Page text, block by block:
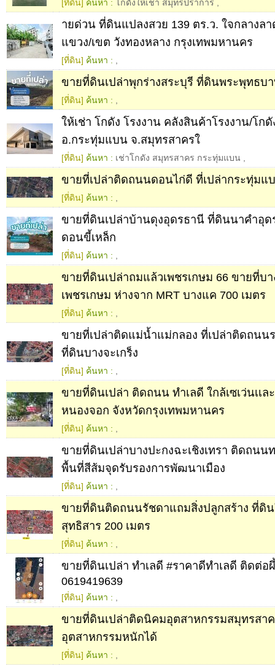
[ที่ดิน] ค้นหา : โกดังให้เช่า สมุทรปราการ
ายด่วน ที่ดินแปลงสวย 139 ตร.ว. ใจกลางลา
แขวง/เขต วังทองหลาง กรุงเทพมหานคร
[ที่ดิน] ค้นหา :
ขายที่ดินเปล่าพุกร่างสระบุรี ที่ดินพระพุทธบ
[ที่ดิน] ค้นหา :
ให้เช่า โกดัง โรงงาน คลังสินค้าโรงงาน/โก
อ.กระทุ่มแบน จ.สมุทรสาครใ
[ที่ดิน] ค้นหา : เช่าโกดัง สมุทรสาคร กระทุ่มแบน
ขายที่เปล่าติดถนนดอนไก่ดี ที่เปล่ากระทุ่มแ
[ที่ดิน] ค้นหา :
ขายที่ดินเปล่าบ้านดุงอุดรธานี ที่ดินนาคำอุ
ดอนขี้เหล็ก
[ที่ดิน] ค้นหา :
ขายที่ดินเปล่าถมแล้วเพชรเกษม 66 ขายที่บ
เพชรเกษม ห่างจาก MRT บางแค 700 เมตร
[ที่ดิน] ค้นหา :
ขายที่เปล่าติดแม่น้ำแม่กลอง ที่เปล่าติดถนน
ที่ดินบางจะเกร็ง
[ที่ดิน] ค้นหา :
ขายที่ดินเปล่า ติดถนน ทำเลดี ใกล้เซเว่นเเล
หนองจอก จังหวัดกรุงเทพมหานคร
[ที่ดิน] ค้นหา :
ขายที่ดินเปล่าบางปะกงฉะเชิงเทรา ติดถนน
พื้นที่สีส้มจุดรับรองการพัฒนาเมือง
[ที่ดิน] ค้นหา :
ขายที่ดินติดถนนรัชดาแถมสิ่งปลูกสร้าง ที่ดิน
สุทธิสาร 200 เมตร
[ที่ดิน] ค้นหา :
ขายที่ดินเปล่า ทำเลดี #ราคาดีทำเลดี ติดต่อ
0619419639
[ที่ดิน] ค้นหา :
ขายที่ดินเปล่าติดนิคมอุตสาหกรรมสมุทรสา
อุตสาหกรรมหนักได้
[ที่ดิน] ค้นหา :